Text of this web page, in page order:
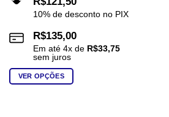
10% de desconto no PIX
R$135,00
Em até 4x de R$33,75
sem juros
VER OPÇÕES